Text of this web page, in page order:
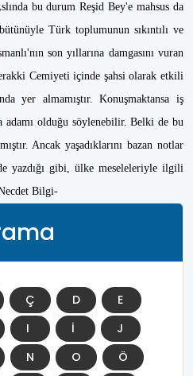
bu durum Reşid Bey'e mahsus da
Türk toplumunun sıkıntılı ve
son yıllarına damgasını vuran
Cemiyeti içinde şahsi olarak etkili
yer almamıştır. Konuşmaktansa iş
adamı olduğu söylenebilir. Belki de bu
Ancak yaşadıklarını bazan notlar
yazdığı gibi, ülke meseleleriyle ilgili
Bilgi-
Ç D
E
I İ
J
N O
Ö